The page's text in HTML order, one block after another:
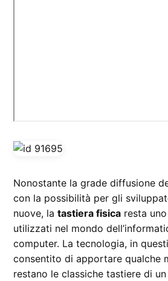
Nonostante la grade diffusione
con la possibilità per gli
nuove, latastiera fisica resta
utilizzati nel mondo
computer. La tecnologia, in
consentito di apportare qualche
restano le classiche tastiere di